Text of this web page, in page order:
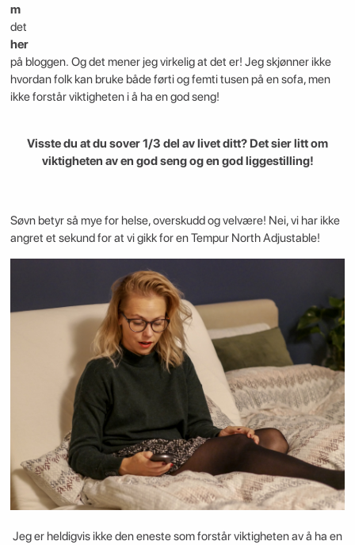
m
det
her
på bloggen. Og det mener jeg virkelig at det er! Jeg skjønner ikke
hvordan folk kan bruke både førti og femti tusen på en sofa, men
ikke forstår viktigheten i å ha en god seng!
Visste du at du sover 1/3 del av livet ditt? Det sier litt om
viktigheten av en god seng og en god liggestilling!
Søvn betyr så mye for helse, overskudd og velvære! Nei, vi har ikke
angret et sekund for at vi gikk for en Tempur North Adjustable!
Jeg er heldigvis ikke den eneste som forstår viktigheten av å ha en